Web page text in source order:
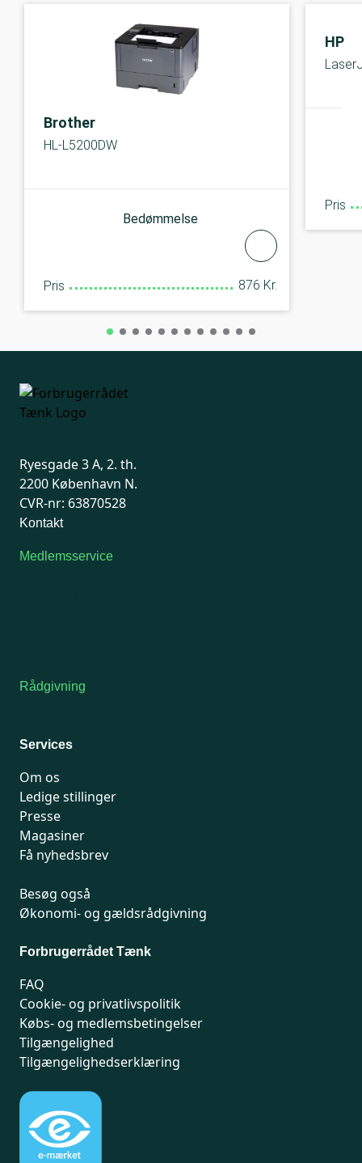
Brother
HL-L5200DW
Bedømmelse
Pris 876 Kr.
HP
Pris
Ryesgade 3 A, 2. th.
2200 København N.
CVR-nr: 63870528
Kontakt
Medlemsservice
Rådgivning
Services
Om os
Ledige stillinger
Presse
Magasiner
Få nyhedsbrev
Besøg også
Økonomi- og gældsrådgivning
Forbrugerrådet Tænk
FAQ
Cookie- og privatlivspolitik
Købs- og medlemsbetingelser
Tilgængelighed
Tilgængelighedserklæring